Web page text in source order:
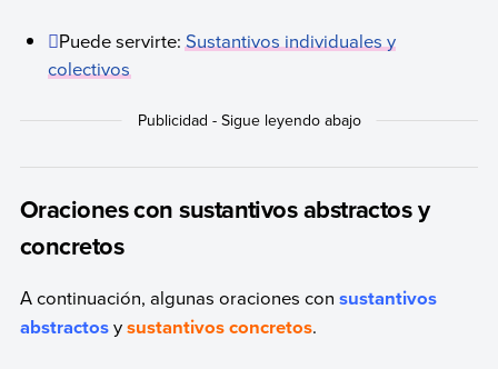
Puede servirte:Sustantivos individuales y
colectivos
Oraciones con sustantivos abstractos y
concretos
A continuación, algunas oraciones con sustantivos
abstractosysustantivos concretos.